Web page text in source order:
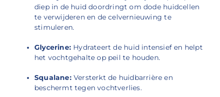
diep in de huid doordringt om dode huidcellen
te verwijderen en de celvernieuwing te
stimuleren.
Glycerine: Hydrateert de huid intensief en helpt
het vochtgehalte op peil te houden.
Squalane: Versterkt de huidbarrière en
beschermt tegen vochtverlies.